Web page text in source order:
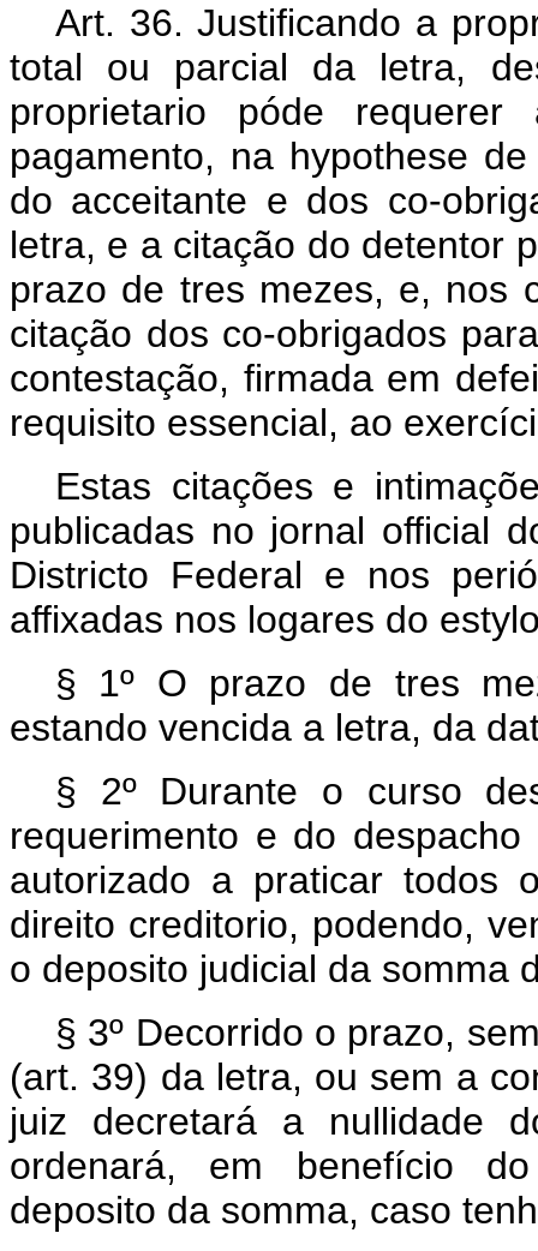
Art. 36. Justificando a
total ou parcial da letra,
proprietario póde
pagamento, na hypothese
do acceitante e dos co-
letra, e a citação do detentor
prazo de tres mezes, e, nos
citação dos co-obrigados
contestação, firmada em
requisito essencial, ao
Estas citações e
publicadas no jornal official
Districto Federal e nos
affixadas nos logares do
§ 1º O prazo de tres
estando vencida a letra, da
§ 2º Durante o curso
requerimento e do
autorizado a praticar todos
direito creditorio, podendo,
o deposito judicial da somma
§ 3º Decorrido o prazo,
(art. 39) da letra, ou sem a
juiz decretará a nullidade
ordenará, em benefício
deposito da somma, caso